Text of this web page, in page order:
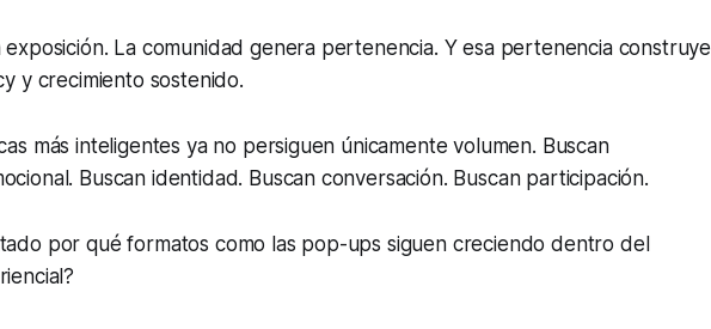
exposición. La comunidad genera pertenencia. Y esa pertenencia construye
y crecimiento sostenido.
más inteligentes ya no persiguen únicamente volumen. Buscan
Buscan identidad. Buscan conversación. Buscan participación.
por qué formatos como las pop-ups siguen creciendo dentro del